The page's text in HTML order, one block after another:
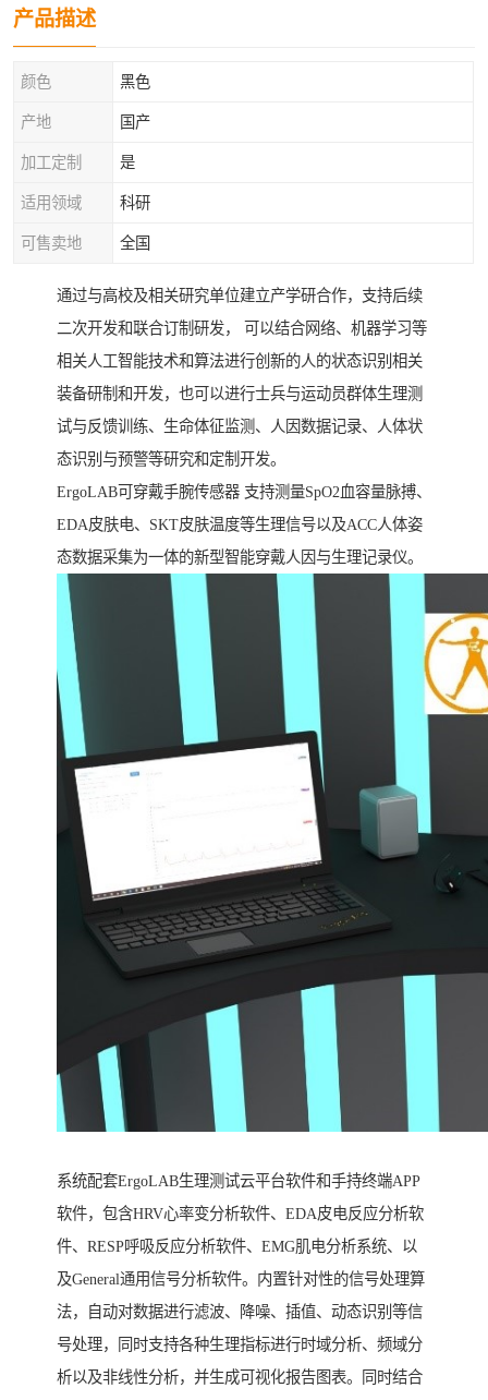
产品描述
颜色 黑色
产地 国产
加工定制 是
适用领域 科研
可售卖地 全国
通过与高校及相关研究单位建立产学研合作，支持后续
二次开发和联合订制研发， 可以结合网络、机器学习等
相关人工智能技术和算法进行创新的人的状态识别相关
装备研制和开发，也可以进行士兵与运动员群体生理测
试与反馈训练、生命体征监测、人因数据记录、人体状
态识别与预警等研究和定制开发。
ErgoLAB可穿戴手腕传感器 支持测量SpO2血容量脉搏、
EDA皮肤电、SKT皮肤温度等生理信号以及ACC人体姿
态数据采集为一体的新型智能穿戴人因与生理记录仪。
系统配套ErgoLAB生理测试云平台软件和手持终端APP
软件，包含HRV心率变分析软件、EDA皮电反应分析软
件、RESP呼吸反应分析软件、EMG肌电分析系统、以
及General通用信号分析软件。内置针对性的信号处理算
法，自动对数据进行滤波、降噪、插值、动态识别等信
号处理，同时支持各种生理指标进行时域分析、频域分
析以及非线性分析，并生成可视化报告图表。同时结合